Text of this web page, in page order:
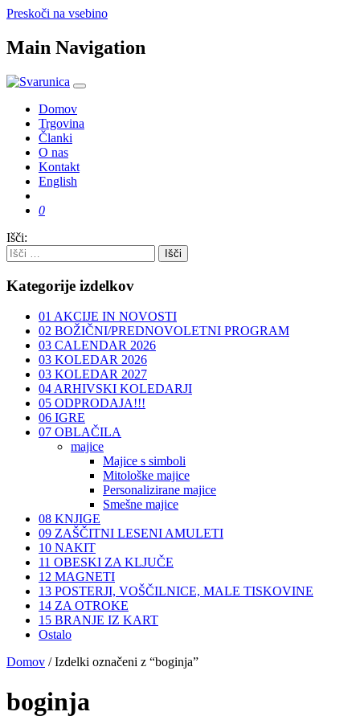
Preskoči na vsebino
Main Navigation
Domov
Trgovina
Članki
O nas
Kontakt
English
Išči:
Kategorije izdelkov
01 AKCIJE IN NOVOSTI
02 BOŽIČNI/PREDNOVOLETNI PROGRAM
03 CALENDAR 2026
03 KOLEDAR 2026
03 KOLEDAR 2027
04 ARHIVSKI KOLEDARJI
05 ODPRODAJA!!!
06 IGRE
07 OBLAČILA
majice
Majice s simboli
Mitološke majice
Personalizirane majice
Smešne majice
08 KNJIGE
09 ZAŠČITNI LESENI AMULETI
10 NAKIT
11 OBESKI ZA KLJUČE
12 MAGNETI
13 POSTERJI, VOŠČILNICE, MALE TISKOVINE
14 ZA OTROKE
15 BRANJE IZ KART
Ostalo
Domov / Izdelki označeni z “boginja”
boginja